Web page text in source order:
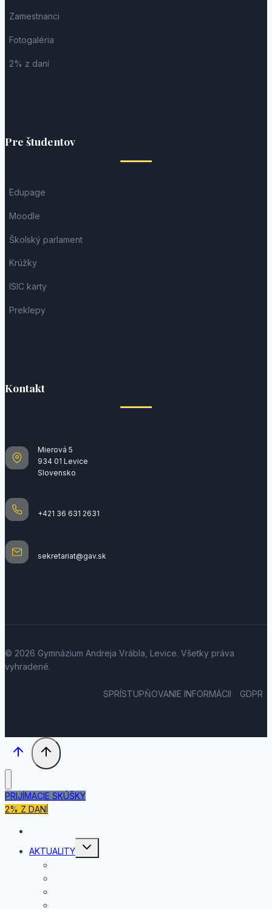
Zamestnanci
Fotogaléria
2% z daní
Pre študentov
Edupage
Moodle
Školský parlament
Krúžky
ISIC karty
Preklepy
Kontakt
Mierová 5
934 01 Levice
Slovensko
+421 36 631 2631
sekretariat@gav.sk
© 2026 Gymnázium Andreja Vrábla, Levice. Všetky práva
vyhradené.
SPRÍSTUPŇOVANIE INFORMÁCII GDPR
PRIJÍMACIE SKÚŠKY
2% Z DANÍ
AKTUALITY
Toggle